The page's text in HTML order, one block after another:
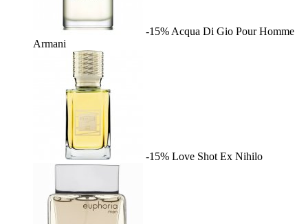
-15% Acqua Di Gio Pour Homme
Armani
-15% Love Shot Ex Nihilo